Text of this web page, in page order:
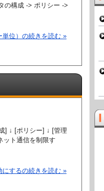
の構成 -> ポリシー ->
単位）の続きを読む »
] ↓ [ポリシー] ↓ [管理
ット通信を制限す
にするの続きを読む »